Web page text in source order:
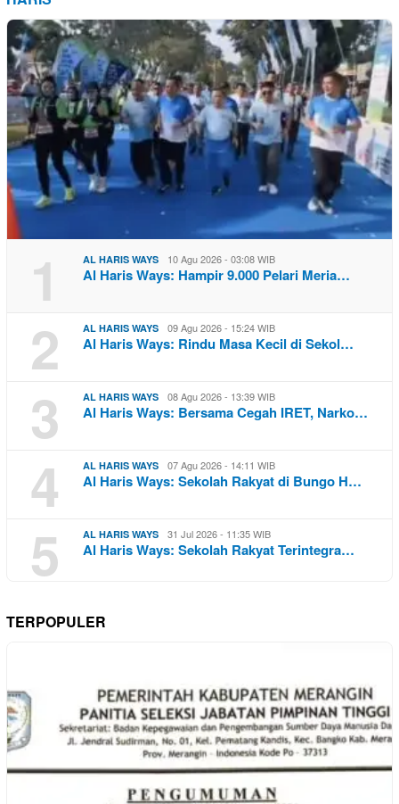
1 AL HARIS WAYS 10 Agu 2026 - 03:08 WIB
Al Haris Ways: Hampir 9.000 Pelari Meria…
2 AL HARIS WAYS 09 Agu 2026 - 15:24 WIB
Al Haris Ways: Rindu Masa Kecil di Sekol…
3 AL HARIS WAYS 08 Agu 2026 - 13:39 WIB
Al Haris Ways: Bersama Cegah IRET, Narko…
4 AL HARIS WAYS 07 Agu 2026 - 14:11 WIB
Al Haris Ways: Sekolah Rakyat di Bungo H…
5 AL HARIS WAYS 31 Jul 2026 - 11:35 WIB
Al Haris Ways: Sekolah Rakyat Terintegra…
TERPOPULER